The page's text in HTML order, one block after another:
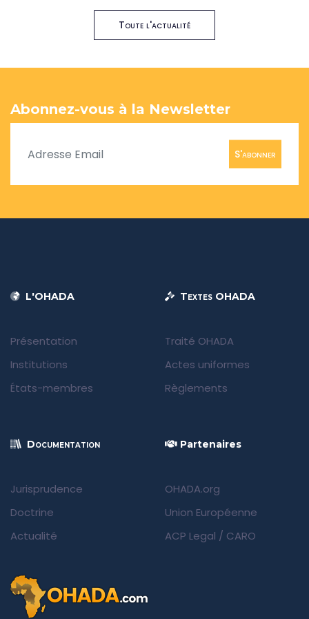
Toute l'actualité
Abonnez-vous à la Newsletter
S'abonner
L'OHADA
Présentation
Institutions
États-membres
Textes OHADA
Traité OHADA
Actes uniformes
Règlements
Documentation
Jurisprudence
Doctrine
Actualité
Partenaires
OHADA.org
Union Européenne
ACP Legal / CARO